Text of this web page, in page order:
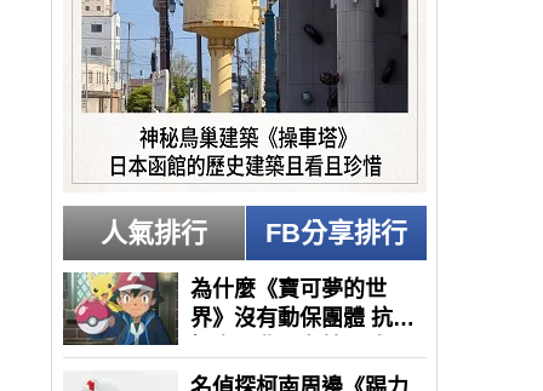
人氣排行 FB分享排行